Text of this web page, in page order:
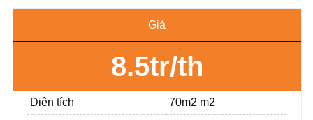
Giá
8.5tr/th
Diện tích 70m2 m2